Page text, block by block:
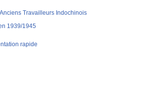
Travailleurs Indochinois
1939/1945
rapide